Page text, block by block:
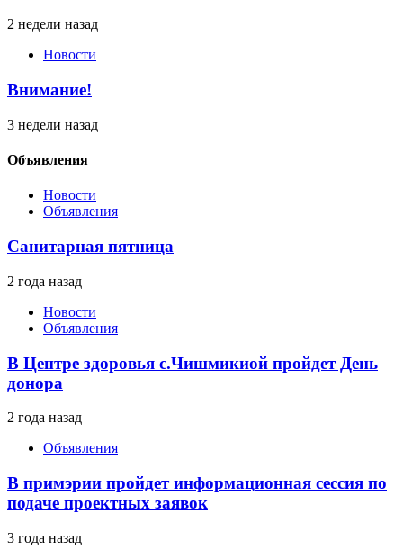
2 недели назад
Новости
Внимание!
3 недели назад
Объявления
Новости
Объявления
Санитарная пятница
2 года назад
Новости
Объявления
В Центре здоровья с.Чишмикиой пройдет День
донора
2 года назад
Объявления
В примэрии пройдет информационная сессия по
подаче проектных заявок
3 года назад